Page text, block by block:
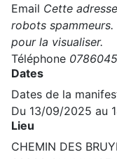
Email Cette
robots
pour la visualiser.
Téléphone
Dates
Dates de la
Du 13/09/2025 au
Lieu
CHEMIN DES